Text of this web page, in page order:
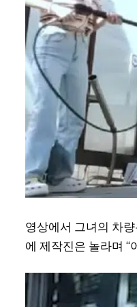
영상에서 그녀의 차
에 제작진은 놀라며 “